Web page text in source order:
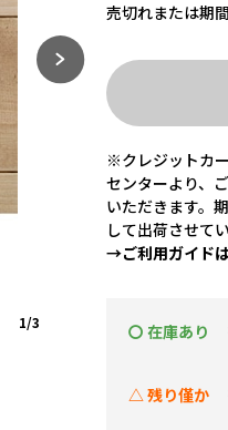
1/3
売切れまたは期
※クレジットカ
センターより、
いただきます。
して出荷させて
→ご利用ガイド
〇 在庫あり
△ 残り僅か